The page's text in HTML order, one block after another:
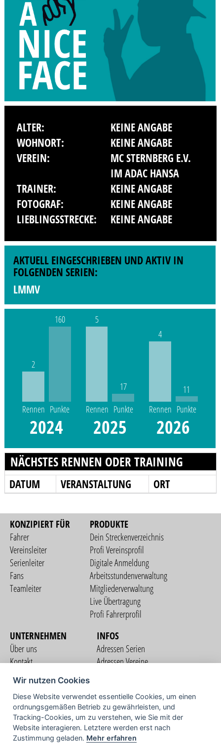
ALTER:
KEINE ANGABE
WOHNORT:
KEINE ANGABE
VEREIN:
MC STERNBERG E.V.
IM ADAC HANSA
TRAINER:
KEINE ANGABE
FOTOGRAF:
KEINE ANGABE
LIEBLINGSSTRECKE:
KEINE ANGABE
AKTUELL EINGESCHRIEBEN UND AKTIV IN
FOLGENDEN SERIEN:
LMMV
2
Rennen
160
Punkte
2024
5
Rennen
17
Punkte
2025
4
Rennen
11
Punkte
2026
NÄCHSTES RENNEN ODER TRAINING
DATUM VERANSTALTUNG ORT
KONZIPIERT FÜR
Fahrer
Vereinsleiter
Serienleiter
Fans
Teamleiter
PRODUKTE
Dein Streckenverzeichnis
Profi Vereinsprofil
Digitale Anmeldung
Arbeitsstundenverwaltung
Mitgliederverwaltung
Live Übertragung
Profi Fahrerprofil
UNTERNEHMEN
Über uns
Kontakt
Nutzungsbedingungen
Datenschutzerklärung
Impressum
INFOS
Adressen Serien
Adressen Vereine
COMMUNITY
Wir nutzen Cookies
Diese Website verwendet essentielle Cookies, um einen
ordnungsgemäßen Betrieb zu gewährleisten, und
Tracking-Cookies, um zu verstehen, wie Sie mit der
Website interagieren. Letztere werden erst nach
Zustimmung geladen. Mehr erfahren